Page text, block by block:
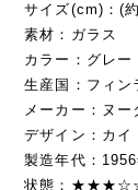
サイズ(cm)：(
素材：ガラス
カラー：グレー
生産国：フィン
メーカー：ヌ
デザイン：カ
製造年代：
状態：